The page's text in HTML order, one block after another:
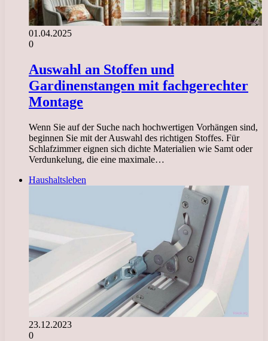
01.04.2025
0
Auswahl an Stoffen und
Gardinenstangen mit fachgerechter
Montage
Wenn Sie auf der Suche nach hochwertigen Vorhängen sind,
beginnen Sie mit der Auswahl des richtigen Stoffes. Für
Schlafzimmer eignen sich dichte Materialien wie Samt oder
Verdunkelung, die eine maximale…
Haushaltsleben
23.12.2023
0